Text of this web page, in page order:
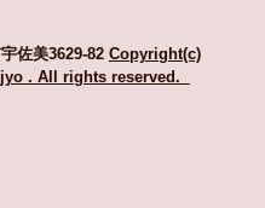
佐美3629-82 Copyright(c)
. All rights reserved.